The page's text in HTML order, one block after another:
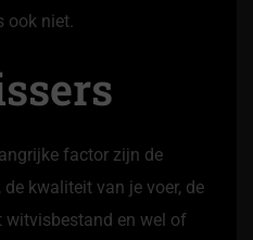
ook niet.
factor zijn de
kwaliteit van je voer, de
witvisbestand en wel of